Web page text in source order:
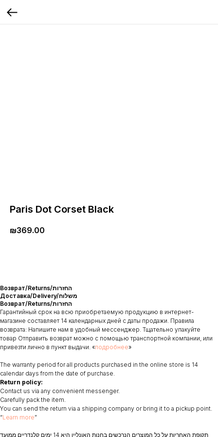
Paris Dot Corset Black
₪369.00
Возврат/Returns/החזרות
Доставка/Delivery/משלוח
Возврат/Returns/החזרות
Гарантийный срок на всю приобретаемую продукцию в интернет-
магазине составляет 14 календарных дней с даты продажи. Правила
возврата: Напишите нам в удобный мессенджер. Тщательно упакуйте
товар Отправить возврат можно с помощью транспортной компании, или
привезти лично в пункт выдачи. «подробнее»
The warranty period for all products purchased in the online store is 14
calendar days from the date of purchase.
Return policy:
Contact us via any convenient messenger.
Carefully pack the item.
You can send the return via a shipping company or bring it to a pickup point.
“Learn more”
תקופת האחריות על כל המוצרים הנרכשים בחנות האונליין היא 14 ימים קלנדריים ממועד